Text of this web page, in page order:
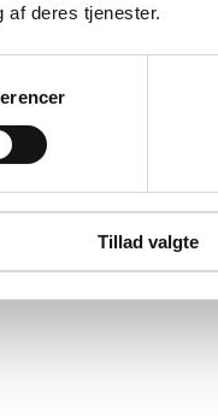
af deres tjenester.
Tillad valgte
samt tilbud direkte i